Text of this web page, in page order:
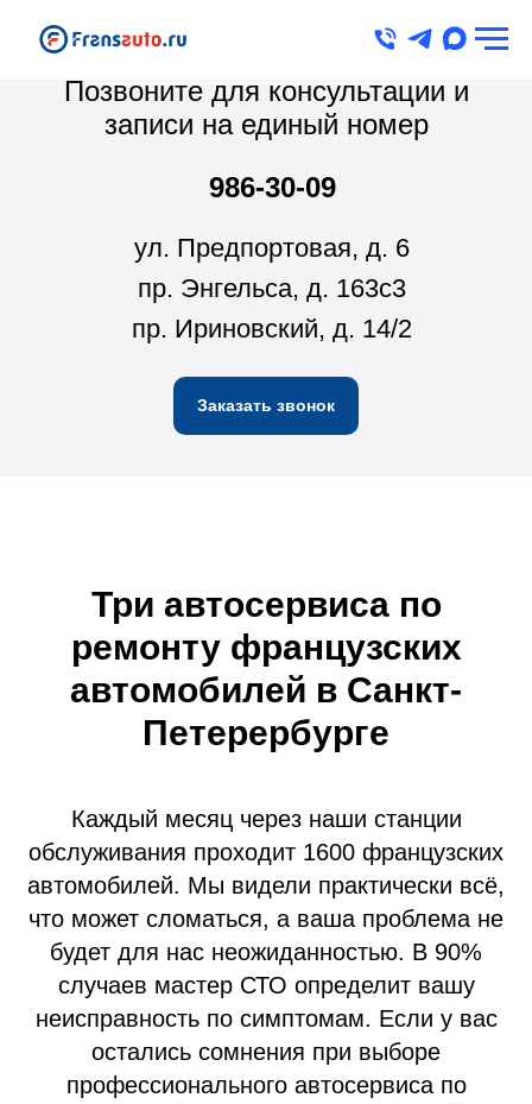
Позвоните для консультации и
записи на единый номер
986-30-09
ул. Предпортовая, д. 6
пр. Энгельса, д. 163с3
пр. Ириновский, д. 14/2
Заказать звонок
Три автосервиса по
ремонту французских
автомобилей в Санкт-
Петерербурге
Каждый месяц через наши станции
обслуживания проходит 1600 французских
автомобилей. Мы видели практически всё,
что может сломаться, а ваша проблема не
будет для нас неожиданностью. В 90%
случаев мастер СТО определит вашу
неисправность по симптомам. Если у вас
остались сомнения при выборе
профессионального автосервиса по